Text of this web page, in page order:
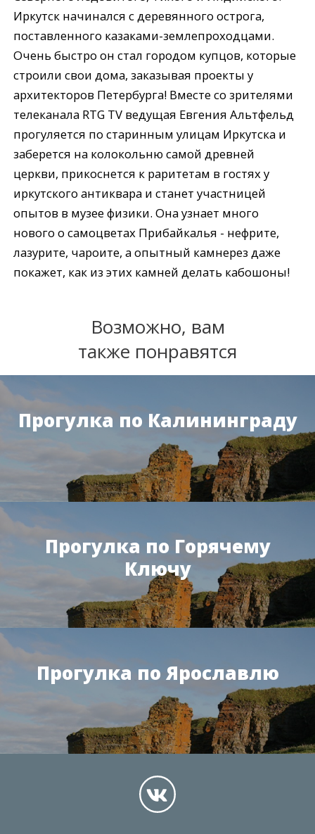
Иркутск начинался с деревянного острога,
поставленного казаками-землепроходцами.
Очень быстро он стал городом купцов, которые
строили свои дома, заказывая проекты у
архитекторов Петербурга! Вместе со зрителями
телеканала RTG TV ведущая Евгения Альтфельд
прогуляется по старинным улицам Иркутска и
заберется на колокольню самой древней
церкви, прикоснется к раритетам в гостях у
иркутского антиквара и станет участницей
опытов в музее физики. Она узнает много
нового о самоцветах Прибайкалья - нефрите,
лазурите, чароите, а опытный камнерез даже
покажет, как из этих камней делать кабошоны!
Возможно, вам
также понравятся
Прогулка по Калининграду
Прогулка по Горячему
Ключу
Прогулка по Ярославлю